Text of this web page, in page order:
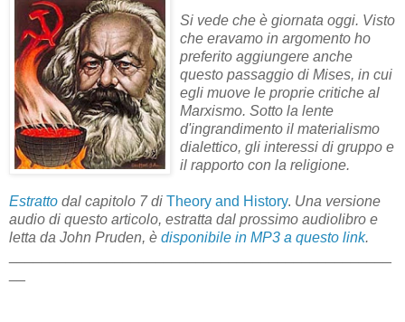
Si vede che è giornata oggi. Visto
che eravamo in argomento ho
preferito aggiungere anche
questo passaggio di Mises, in cui
egli muove le proprie critiche al
Marxismo. Sotto la lente
d'ingrandimento il materialismo
dialettico, gli interessi di gruppo e
il rapporto con la religione.
Estratto dal capitolo 7 di Theory and History. Una versione
audio di questo articolo, estratta dal prossimo audiolibro e
letta da John Pruden, è disponibile in MP3 a questo link.